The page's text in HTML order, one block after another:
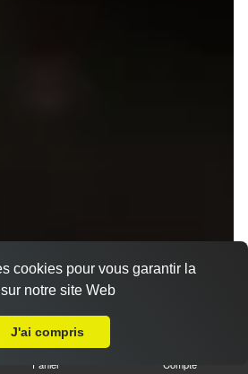
Panier Compte
cookies pour vous garantir la
notre site Web
J'ai compris